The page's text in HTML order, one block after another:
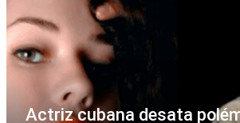
Actriz cubana desata